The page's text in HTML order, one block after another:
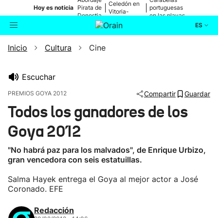
Hoy es noticia Pirata de
Donostia
Celedón en
Vitoria-
portuguesas
en las playas
ES
Buscador Actualidad
Eguraldia
Inicio Cultura Cine
Escuchar
PREMIOS GOYA 2012 Compartir Guardar
Todos los ganadores de los
Goya 2012
"No habrá paz para los malvados", de Enrique Urbizo,
gran vencedora con seis estatuillas.
Salma Hayek entrega el Goya al mejor actor a José
Coronado. EFE
Redacción